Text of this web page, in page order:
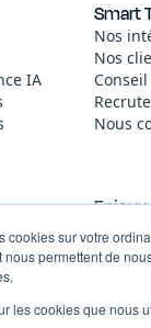
cookies sur votre
nous permettent de
les cookies que nous
IA
Smart
Nos
Nos
Conseil
Nous
Enjeux
et la
le